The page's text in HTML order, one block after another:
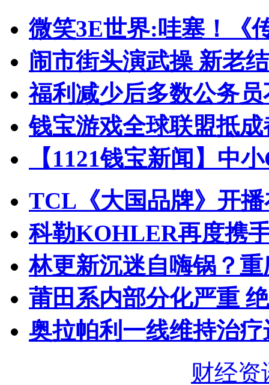
微笑3E世界:哇塞！《
闹市街头演武操 新老
福利减少后多数公务
钱宝游戏全球联盟抵
【1121钱宝新闻】中
TCL《大国品牌》开
科勒KOHLER再度携
林更新沉迷自嗨锅？
莆田系内部分化严重
奥拉帕利一线维持治
财经资